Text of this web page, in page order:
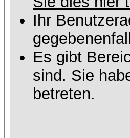
Ihr
Es gibt
sind. Sie
betreten.